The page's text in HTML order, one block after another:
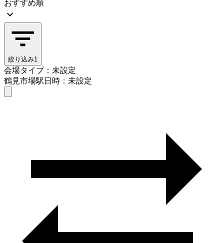
おすすめ順
絞り込み1
会場タイプ：未設定
鶴見市場駅日時：未設定